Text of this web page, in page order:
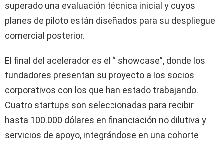
superado una evaluación técnica inicial y cuyos
planes de piloto están diseñados para su despliegue
comercial posterior.
El final del acelerador es el “ showcase”, donde los
fundadores presentan su proyecto a los socios
corporativos con los que han estado trabajando.
Cuatro startups son seleccionadas para recibir
hasta 100.000 dólares en financiación no dilutiva y
servicios de apoyo, integrándose en una cohorte